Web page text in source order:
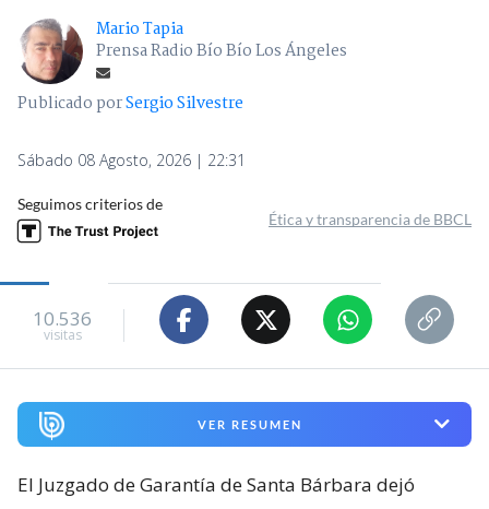
Mario Tapia
Prensa Radio Bío Bío Los Ángeles
Publicado porSergio Silvestre
Sábado 08 Agosto, 2026 | 22:31
Seguimos criterios de
Ética y transparencia de BBCL
10.536
visitas
VER RESUMEN
El Juzgado de Garantía de Santa Bárbara dejó